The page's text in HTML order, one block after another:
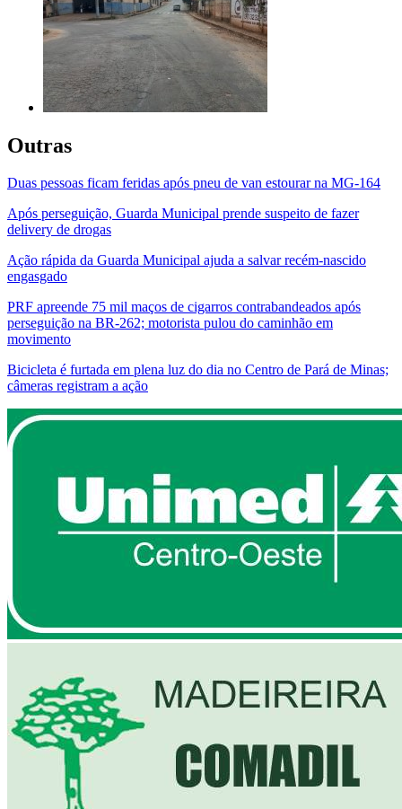
Outras
Duas pessoas ficam feridas após pneu de van estourar na MG-164
Após perseguição, Guarda Municipal prende suspeito de fazer
delivery de drogas
Ação rápida da Guarda Municipal ajuda a salvar recém-nascido
engasgado
PRF apreende 75 mil maços de cigarros contrabandeados após
perseguição na BR-262; motorista pulou do caminhão em
movimento
Bicicleta é furtada em plena luz do dia no Centro de Pará de Minas;
câmeras registram a ação